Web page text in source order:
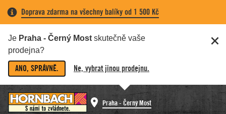
Doprava zdarma na všechny balíky od 1 500 Kč
Je Praha - Černý Most skutečně vaše
prodejna?
ANO, SPRÁVNĚ. Ne, vybrat jinou prodejnu.
Praha - Černý Most